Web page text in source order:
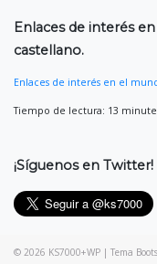
Enlaces de interés
castellano.
Enlaces de interés en el
Tiempo de lectura: 13
¡Síguenos en Twitter!
© 2026 KS7000+WP | Tema